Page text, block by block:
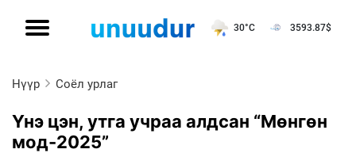
30°C 3593.87$
Нүүр Соёл урлаг
Үнэ цэн, утга учраа алдсан “Мөнгөн
мод-2025”